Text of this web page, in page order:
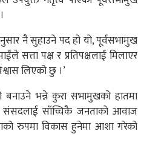
नै सुहाउने पद हो यो, पूर्वसभामुख
सत्ता पक्ष र प्रतिपक्षलाई मिलाएर
लिएको छु ।’
भन्ने कुरा सभामुखको हातमा
संसदलाई साँच्चिकै जनताको आवाज
रुपमा विकास हुनेमा आशा गरेको